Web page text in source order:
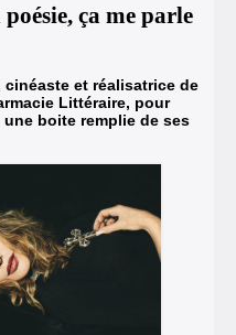
ça me parle
et réalisatrice de
Littéraire, pour
boite remplie de ses